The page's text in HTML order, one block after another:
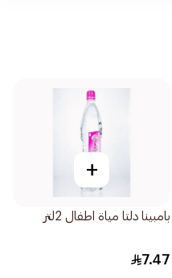
+
بامبينا دلتا مياة اطفال 2لتر
7.47